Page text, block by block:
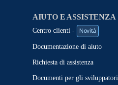
AIUTO E ASSISTENZA
Centro clienti - Novità
Documentazione di aiuto
Richiesta di assistenza
Documenti per gli sviluppatori